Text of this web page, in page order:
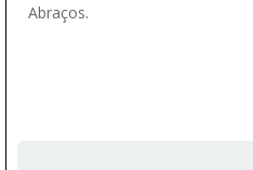
Abraços.